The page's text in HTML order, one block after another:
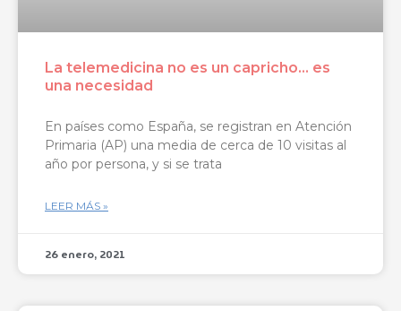
La telemedicina no es un capricho… es
una necesidad
En países como España, se registran en Atención
Primaria (AP) una media de cerca de 10 visitas al
año por persona, y si se trata
LEER MÁS »
26 enero, 2021